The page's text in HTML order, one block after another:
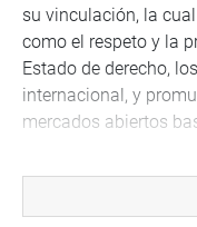
su vinculación, la
como el respeto y la
Estado de derecho,
internacional, y
mercados abiertos
importante socio
áreas de ciencia y